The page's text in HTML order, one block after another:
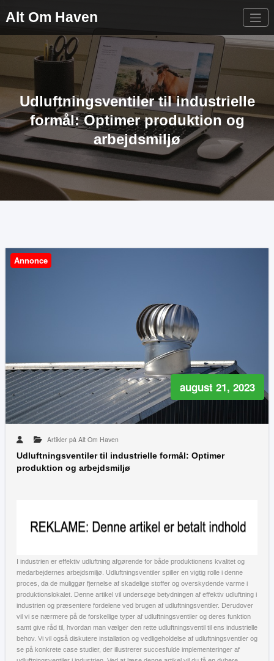
Alt Om Haven
Udluftningsventiler til industrielle
formål: Optimer produktion og
arbejdsmiljø
Annonce
august 21, 2023
Artikler på Alt Om Haven
Udluftningsventiler til industrielle formål: Optimer
produktion og arbejdsmiljø
I industrien er effektiv udluftning afgørende for både produktionens kvalitet og
medarbejdernes arbejdsmiljø. Udluftningsventiler spiller en vigtig rolle i denne
proces, da de muliggør fjernelse af skadelige stoffer og overskydende varme i
produktionslokalet. Denne artikel vil undersøge betydningen af effektiv udluftning i
industrien og præsentere fordelene ved brugen af udluftningsventiler. Derudover
vil vi se nærmere på de forskellige typer af udluftningsventiler og deres funktion
samt give råd til, hvordan man vælger den rette udluftningsventil til ens industrielle
behov. Vi vil også diskutere installation og vedligeholdelse af udluftningsventiler og
se på konkrete case studier, der illustrerer succesfulde implementeringer af